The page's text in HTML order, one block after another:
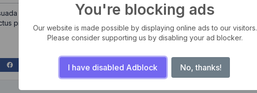
egestas, iaculis ut odio. Sed posuere cursus fermentum. Aliquam erat
pretium, ut semper odio mattis. Aliquam sit amet sapien libero. Sed facilisis
You're blocking ads
Our website is made possible by displaying online ads to our visitors.
Please consider supporting us by disabling your ad blocker.
I have disabled Adblock No, thanks!